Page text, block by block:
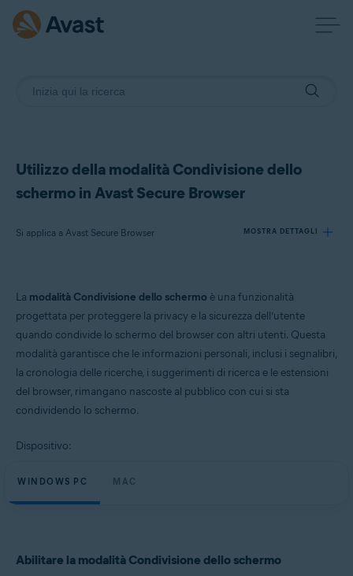
Utilizzo della modalità Condivisione dello
schermo in Avast Secure Browser
Si applica a Avast Secure Browser MOSTRA DETTAGLI
Prodotti:
Avast Secure Browser
Windows e macOS
La modalità Condivisione dello schermo è una funzionalità
progettata per proteggere la privacy e la sicurezza dell’utente
quando condivide lo schermo del browser con altri utenti. Questa
modalità garantisce che le informazioni personali, inclusi i segnalibri,
la cronologia delle ricerche, i suggerimenti di ricerca e le estensioni
del browser, rimangano nascoste al pubblico con cui si sta
condividendo lo schermo.
Dispositivo:
WINDOWS PC MAC
Abilitare la modalità Condivisione dello schermo